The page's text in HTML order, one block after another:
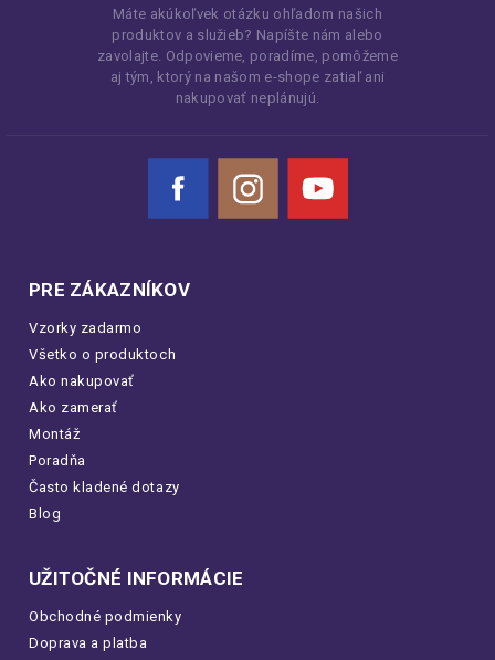
Máte akúkoľvek otázku ohľadom našich
produktov a služieb? Napíšte nám alebo
zavolajte. Odpovieme, poradíme, pomôžeme
aj tým, ktorý na našom e-shope zatiaľ ani
nakupovať neplánujú.
Facebook Instagram YouTube
PRE ZÁKAZNÍKOV
Vzorky zadarmo
Všetko o produktoch
Ako nakupovať
Ako zamerať
Montáž
Poradňa
Často kladené dotazy
Blog
UŽITOČNÉ INFORMÁCIE
Obchodné podmienky
Doprava a platba